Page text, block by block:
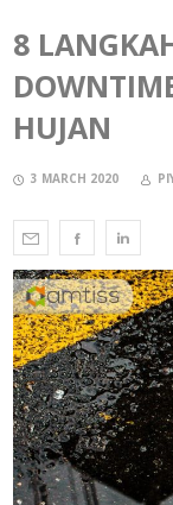
8
HUJAN
3 MARCH 2020